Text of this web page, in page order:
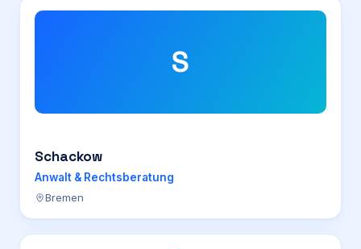
S
Schackow
Anwalt & Rechtsberatung
Bremen